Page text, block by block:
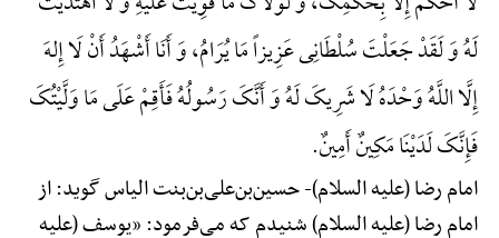
لَهُ وَ لَقَدْ جَعَلْتَ سُلْطَانِی عَزِیزاً مَا یُرَامُ، وَ أَنَا أَشْهَدُ أَنْ لَا إِلهَ
إِلَّا اللَّهُ وَحْدَهُ لَا شَرِیکَ لَهُ وَ أَنَّکَ رَسُولُهُ فَأَقِمْ عَلَی مَا وَلَّیْتُکَ
فَإِنَّکَ لَدَیْنَا مَکِینٌ أَمِینٌ.
امام رضا (علیه السلام)-حسین‌بن‌علی‌بن‌بنت الیاس گوید: از
امام رضا (علیه السلام) شنیدم که می‌فرمود: «یوسف (علیه